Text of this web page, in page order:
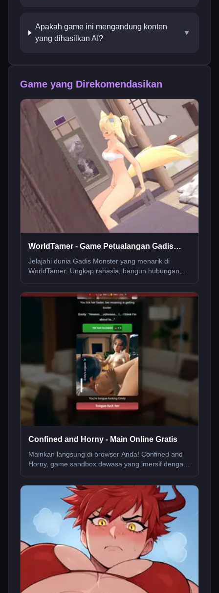
Apakah game ini mengandung konten
yang dihasilkan AI?
▼
Game yang Direkomendasikan
WorldTamer - Game Petualangan Gadis
Monster
Jelajahi dunia Gadis Monster yang menarik di
WorldTamer: Ungkap rahasia, bangun hubungan,
Confined and Horny - Main Online Gratis
Mainkan langsung di browser Anda! Confined and
Horny, game sandbox dewasa yang imersif dengan